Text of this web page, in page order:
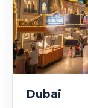
Dubai